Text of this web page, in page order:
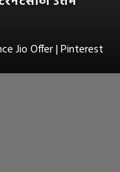
Jio Offer | Pinterest